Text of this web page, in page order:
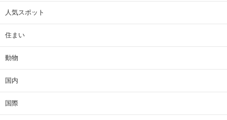
人気スポット
住まい
動物
国内
国際